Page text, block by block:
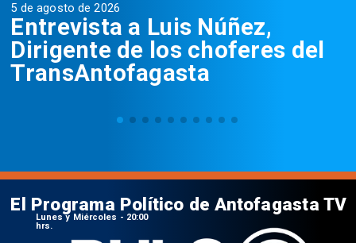
5 de agosto de 2026
Entrevista a Luis Núñez,
Dirigente de los choferes del
TransAntofagasta
El Programa Político de Antofagasta TV
Lunes y Miércoles - 20:00
hrs.